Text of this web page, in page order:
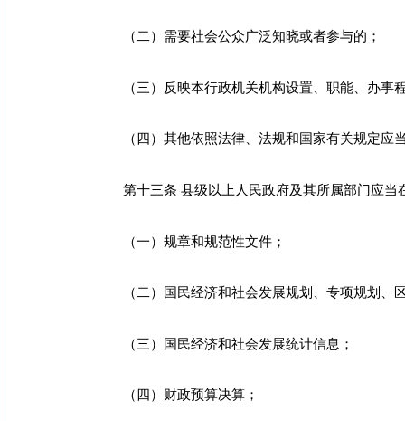
（二）需要社会公众广泛知晓或者参与的；
（三）反映本行政机关机构设置、职能、办事
（四）其他依照法律、法规和国家有关规定应
第十三条 县级以上人民政府及其所属部门应
（一）规章和规范性文件；
（二）国民经济和社会发展规划、专项规划、
（三）国民经济和社会发展统计信息；
（四）财政预算决算；